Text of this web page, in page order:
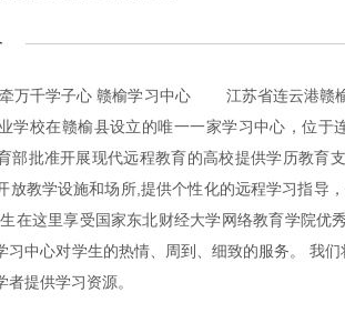
万千学子心 赣榆学习中心 江苏省连云港赣
学校在赣榆县设立的唯一一家学习中心，位于
部批准开展现代远程教育的高校提供学历教育
放教学设施和场所,提供个性化的远程学习指导
在这里享受国家东北财经大学网络教育学院优
习中心对学生的热情、周到、细致的服务。 我
学者提供学习资源。